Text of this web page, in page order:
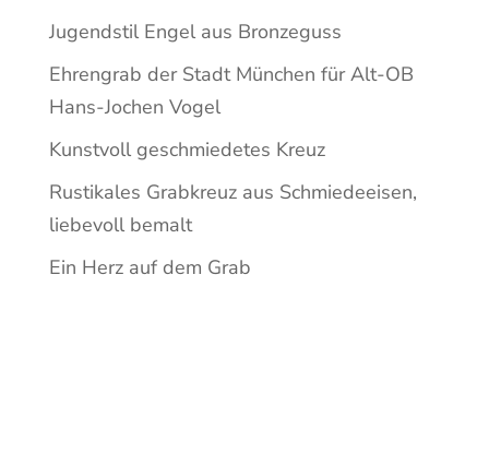
Jugendstil Engel aus Bronzeguss
Ehrengrab der Stadt München für Alt-OB
Hans-Jochen Vogel
Kunstvoll geschmiedetes Kreuz
Rustikales Grabkreuz aus Schmiedeeisen,
liebevoll bemalt
Ein Herz auf dem Grab